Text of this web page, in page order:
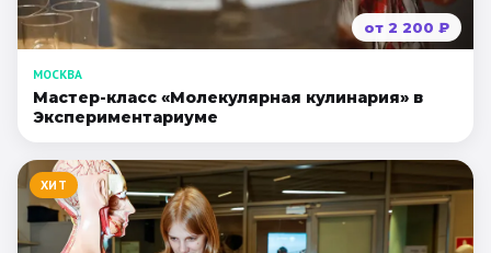
от 2 200 ₽
МОСКВА
Мастер-класс «Молекулярная кулинария» в
Экспериментариуме
ХИТ